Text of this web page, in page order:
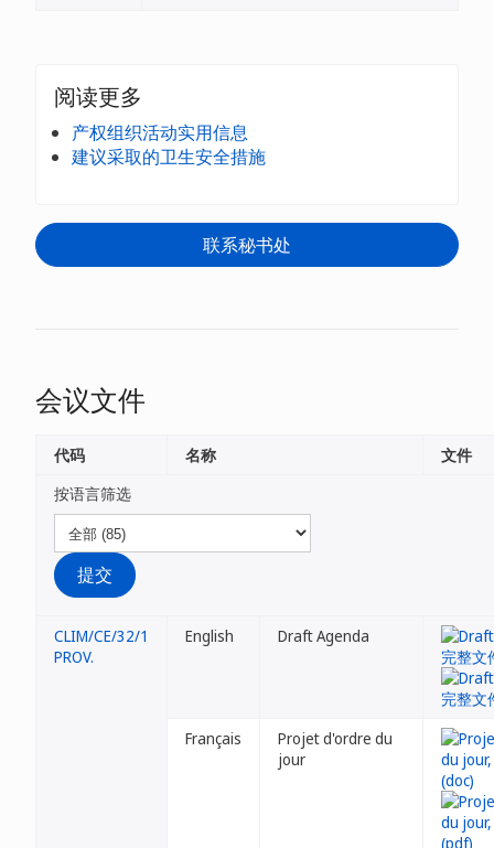
阅读更多
产权组织活动实用信息
建议采取的卫生安全措施
联系秘书处
会议文件
按语言筛选
代码 名称 文件
CLIM/CE/32/1
PROV.
English Draft Agenda
Français
Projet d'ordre du
jour